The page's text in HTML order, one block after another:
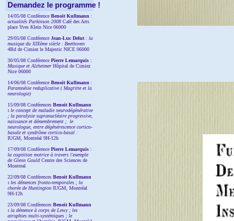
Demandez le programme !
14/05/08 Conférence Benoit Kullmann :
actualités Parkinson 2008 Café des Arts
place Yves Klein Nice 06000
29/05/08 Conférence Jean-Luc Delut : la
musique du XIXème siècle : Beethoven
4Bd de Cimiez le Majestic NICE 06000
30/05/08 Conférence Pierre Lemarquis :
Musique et Alzheimer Hôpital de Cimiez
Nice 06000
14/06/08 Conférence Benoit Kullmann :
Paramnésie reduplicative ( Magritte et la
neurologie)
15/09/08 Conférences Benoit Kullmann
: le concept de maladie neurodégénérative
; la paralysie supranucléaire progressive,
naissance et démembrement ; le
neurologue, entre dégénérescence cortico-
basale et syndrôme cortico-basal :
IUGM, Montréal 9H-12h
17/09/08 Conférence Pierre Lemarquis :
la cognition motrice à travers l'exemple
de Glenn Gould Centre des Sciences de
Montreal
22/09/08 Conférences Benoit Kullmann
: les démences fronto-temporales ; la
chorée de Huntington IUGM, Montréal
9H-12h
23/09/08 Conférences Benoit Kullmann
: la démence à corps de Lewy ; les
atrophies multi-systémiques ; le